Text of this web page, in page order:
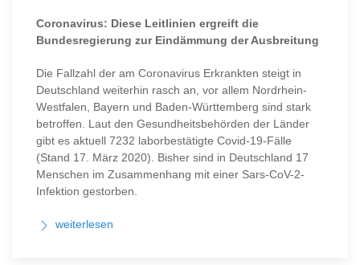
Coronavirus: Diese Leitlinien ergreift die
Bundesregierung zur Eindämmung der Ausbreitung
Die Fallzahl der am Coronavirus Erkrankten steigt in
Deutschland weiterhin rasch an, vor allem Nordrhein-
Westfalen, Bayern und Baden-Württemberg sind stark
betroffen. Laut den Gesundheitsbehörden der Länder
gibt es aktuell 7232 laborbestätigte Covid-19-Fälle
(Stand 17. März 2020). Bisher sind in Deutschland 17
Menschen im Zusammenhang mit einer Sars-CoV-2-
Infektion gestorben.
weiterlesen